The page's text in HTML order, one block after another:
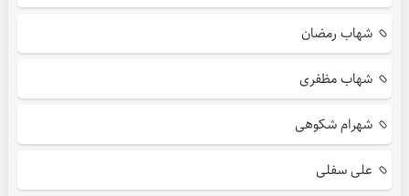
شهاب رمضان
شهاب مظفری
شهرام شکوهی
علی سفلی